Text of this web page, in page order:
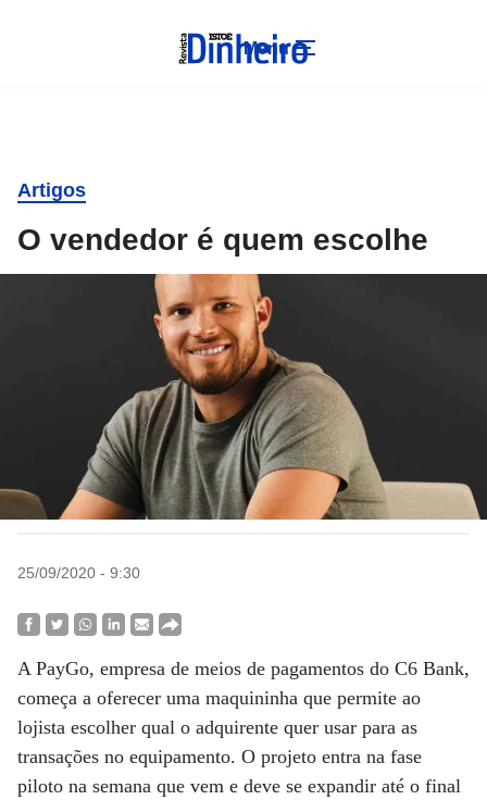
Menu
Artigos
O vendedor é quem escolhe
25/09/2020 - 9:30
A PayGo, empresa de meios de pagamentos do C6 Bank,
começa a oferecer uma maquininha que permite ao
lojista escolher qual o adquirente quer usar para as
transações no equipamento. O projeto entra na fase
piloto na semana que vem e deve se expandir até o final